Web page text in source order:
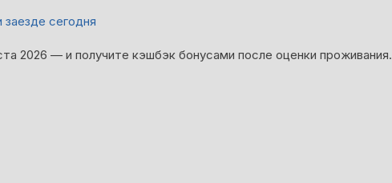
заезде сегодня
2026 — и получите кэшбэк бонусами после оценки проживания.